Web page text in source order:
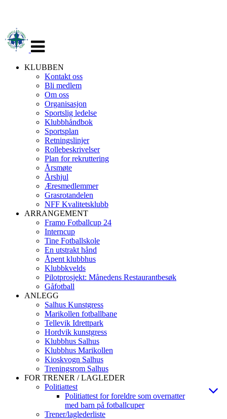
navigasjon
KLUBBEN
Kontakt oss
Bli medlem
Om oss
Organisasjon
Sportslig ledelse
Klubbhåndbok
Sportsplan
Retningslinjer
Rollebeskrivelser
Plan for rekruttering
Årsmøte
Årshjul
Æresmedlemmer
Grasrotandelen
NFF Kvalitetsklubb
ARRANGEMENT
Framo Fotballcup 24
Interncup
Tine Fotballskole
En utstrakt hånd
Åpent klubbhus
Klubbkvelds
Pilotprosjekt: Månedens Restaurantbesøk
Gåfotball
ANLEGG
Salhus Kunstgress
Marikollen fotballbane
Tellevik Idrettpark
Hordvik kunstgress
Klubbhus Salhus
Klubbhus Marikollen
Kioskvogn Salhus
Treningsrom Salhus
FOR TRENER / LAGLEDER
Politiattest
Politiattest for foreldre som overnatter
med barn på fotballcuper
Trener/laglederliste